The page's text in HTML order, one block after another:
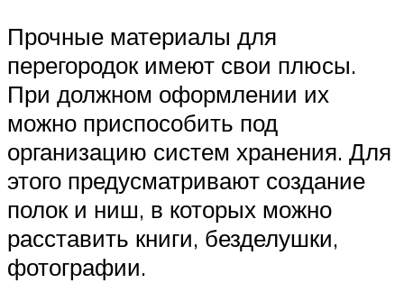
Прочные материалы для
перегородок имеют свои плюсы.
При должном оформлении их
можно приспособить под
организацию систем хранения. Для
этого предусматривают создание
полок и ниш, в которых можно
расставить книги, безделушки,
фотографии.